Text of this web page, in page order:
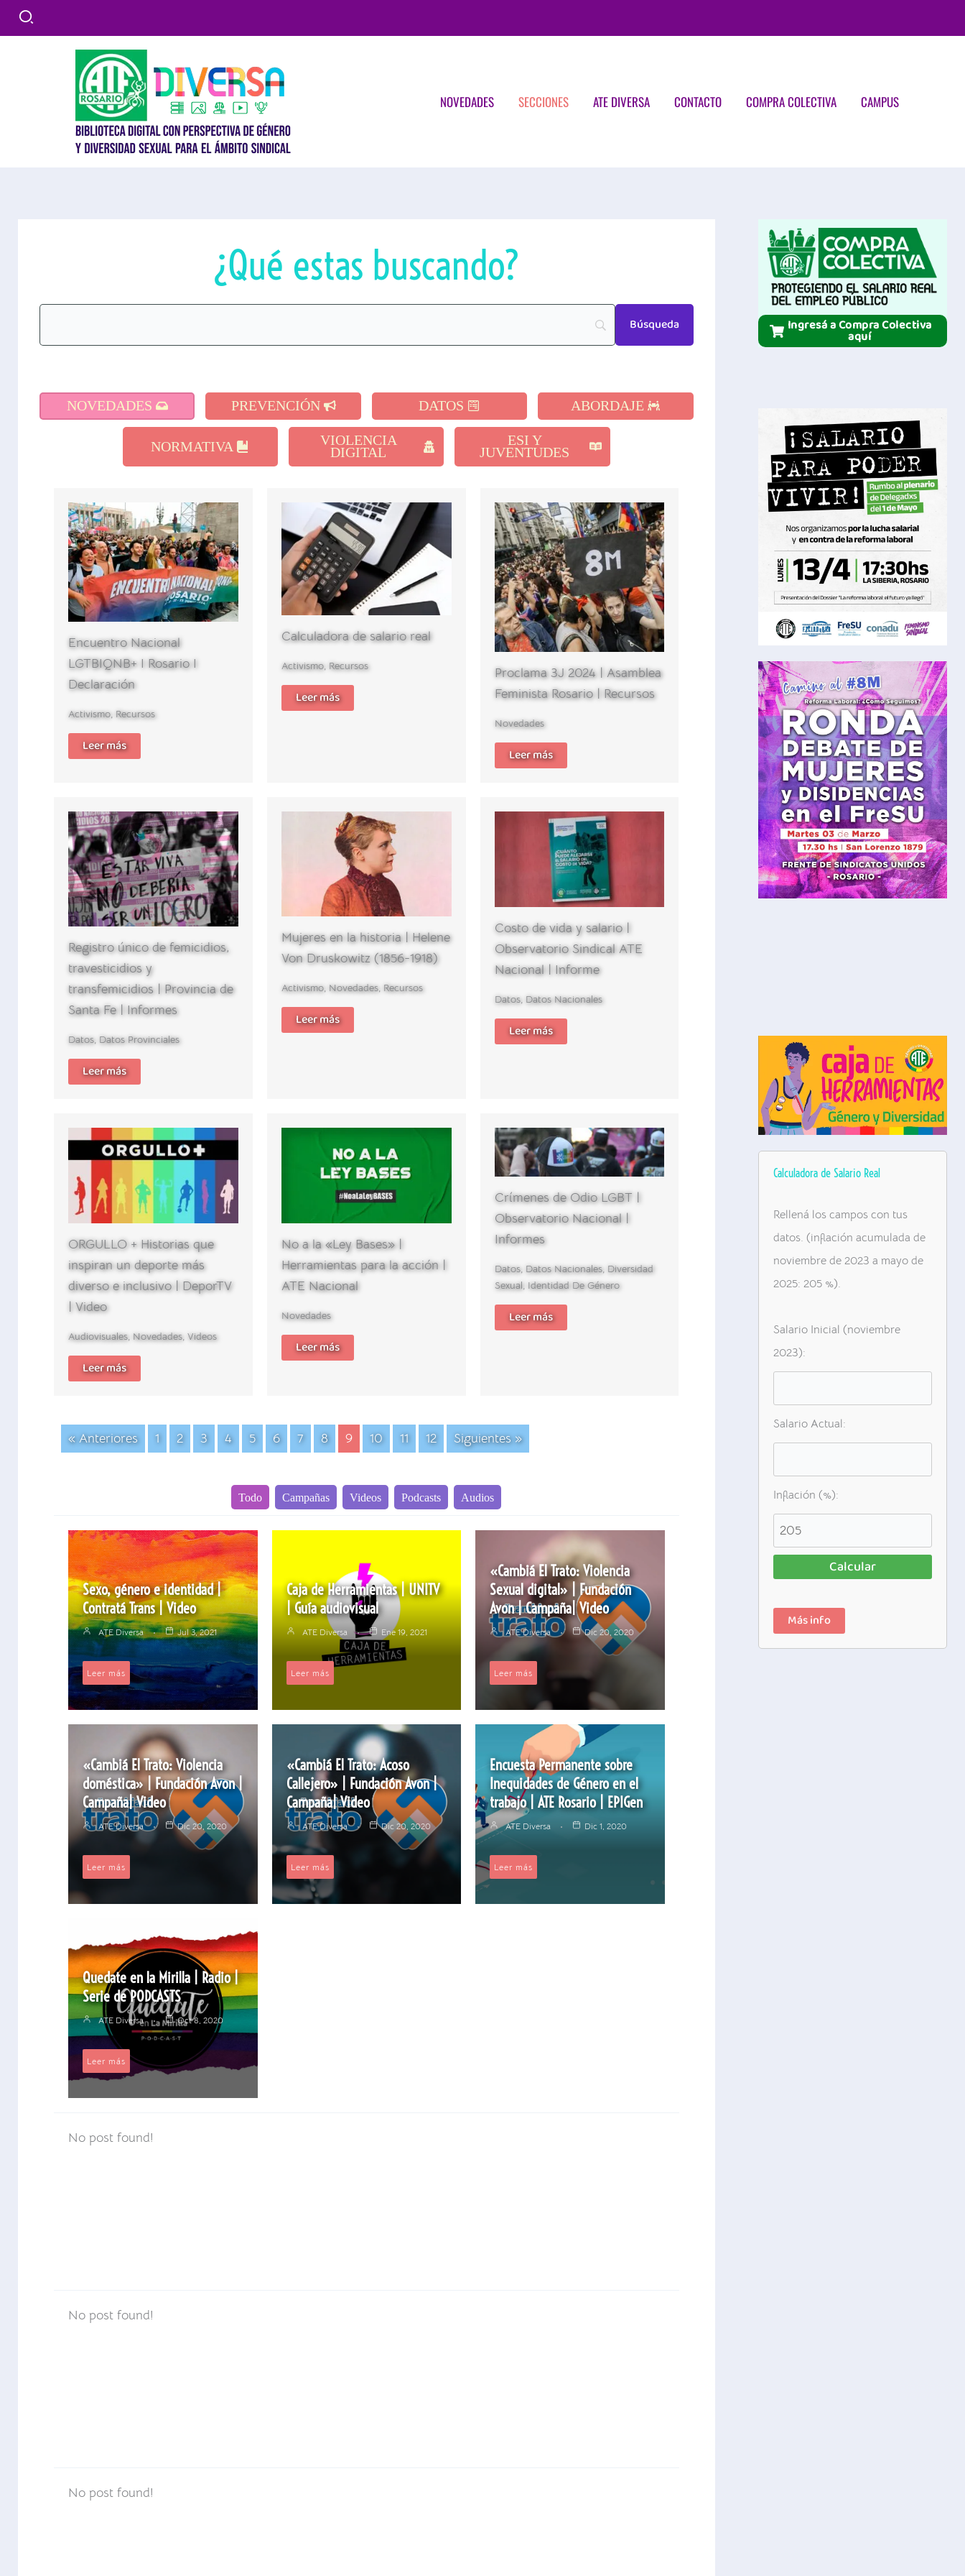
NOVEDADES SECCIONES ATE DIVERSA CONTACTO COMPRA COLECTIVA CAMPUS
¿Qué estas buscando?
NOVEDADES PREVENCIÓN DATOS ABORDAJE
NORMATIVA VIOLENCIA
DIGITAL
ESI Y
JUVENTUDES
Encuentro Nacional
LGTBIQNB+ I Rosario I
Declaración
Activismo, Recursos
Leer más
Calculadora de salario real
Activismo, Recursos
Leer más
Proclama 3J 2024 | Asamblea
Feminista Rosario | Recursos
Novedades
Leer más
Registro único de femicidios,
travesticidios y
transfemicidios | Provincia de
Santa Fe | Informes
Datos, Datos Provinciales
Leer más
Mujeres en la historia | Helene
Von Druskowitz (1856-1918)
Activismo, Novedades, Recursos
Leer más
Costo de vida y salario |
Observatorio Sindical ATE
Nacional | Informe
Datos, Datos Nacionales
Leer más
ORGULLO + Historias que
inspiran un deporte más
diverso e inclusivo | DeporTV
| Video
Audiovisuales, Novedades, Videos
Leer más
No a la «Ley Bases» |
Herramientas para la acción |
ATE Nacional
Novedades
Leer más
Crímenes de Odio LGBT |
Observatorio Nacional |
Informes
Datos, Datos Nacionales, Diversidad
Sexual, Identidad De Género
Leer más
« Anteriores 1 2 3 4 5 6 7 8 9 10 11 12 Siguientes »
Todo Campañas Videos Podcasts Audios
Sexo, género e identidad |
Contratá Trans | Video
ATE Diversa Jul 3, 2021
Leer más
Caja de Herramientas | UNITV
| Guía audiovisual
ATE Diversa Ene 19, 2021
Leer más
«Cambiá El Trato: Violencia
Sexual digital» | Fundación
Avon | Campaña| Video
ATE Diversa Dic 20, 2020
Leer más
«Cambiá El Trato: Violencia
doméstica» | Fundación Avon |
Campaña| Video
ATE Diversa Dic 20, 2020
Leer más
«Cambiá El Trato: Acoso
Callejero» | Fundación Avon |
Campaña| Video
ATE Diversa Dic 20, 2020
Leer más
Encuesta Permanente sobre
Inequidades de Género en el
trabajo | ATE Rosario | EPIGen
ATE Diversa Dic 1, 2020
Leer más
Quedate en la Mirilla | Radio |
Serie de PODCASTS
ATE Diversa Oct 8, 2020
Leer más
No post found!
No post found!
No post found!
Ingresá a Compra Colectiva
aquí
Calculadora de Salario Real
Rellená los campos con tus
datos. (inflación acumulada de
noviembre de 2023 a mayo de
2025: 205 %).
Salario Inicial (noviembre
2023):
Salario Actual:
Inflación (%):
Calcular
Más info